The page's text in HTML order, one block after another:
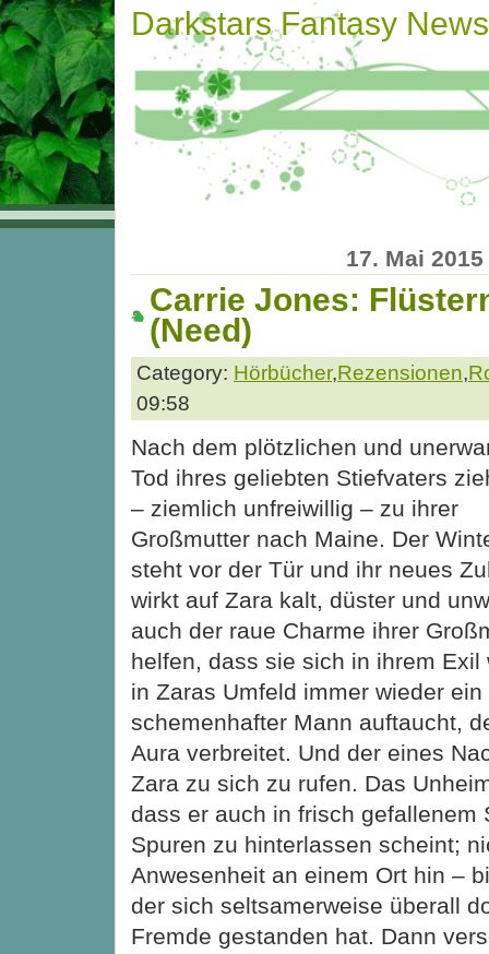
Darkstars Fantasy News
17. Mai 2015
Carrie Jones:
(Need)
Category: Hörbücher,Rezensionen,
09:58
Nach dem plötzlichen und
Tod ihres geliebten Stiefvaters
– ziemlich unfreiwillig – zu ihrer
Großmutter nach Maine. Der
steht vor der Tür und ihr neues
wirkt auf Zara kalt, düster und
auch der raue Charme ihrer
helfen, dass sie sich in ihrem Exil
in Zaras Umfeld immer wieder ein
schemenhafter Mann auftaucht,
Aura verbreitet. Und der eines
Zara zu sich zu rufen. Das
dass er auch in frisch gefallenem
Spuren zu hinterlassen scheint;
Anwesenheit an einem Ort hin –
der sich seltsamerweise überall
Fremde gestanden hat. Dann